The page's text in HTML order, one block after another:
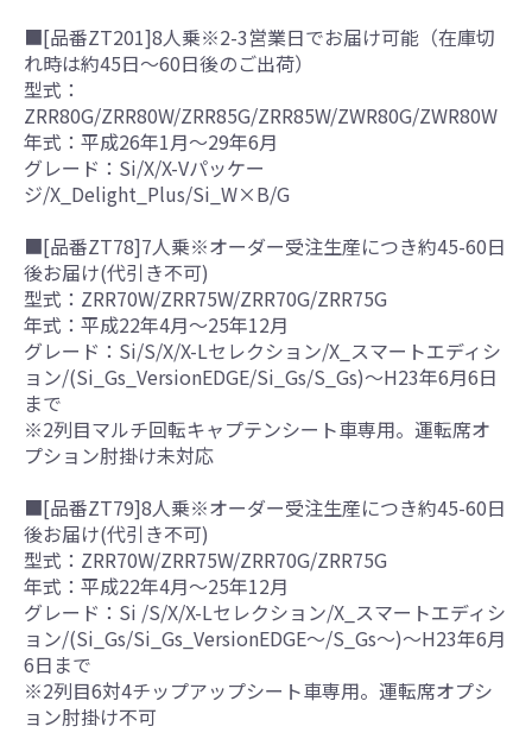
■[品番ZT201]8人乗※2-3営業日でお届け可能（在庫切
れ時は約45日～60日後のご出荷）
型式：
ZRR80G/ZRR80W/ZRR85G/ZRR85W/ZWR80G/ZWR80W
年式：平成26年1月～29年6月
グレード：Si/X/X-Vパッケー
ジ/X_Delight_Plus/Si_W×B/G
■[品番ZT78]7人乗※オーダー受注生産につき約45-60日
後お届け(代引き不可)
型式：ZRR70W/ZRR75W/ZRR70G/ZRR75G
年式：平成22年4月～25年12月
グレード：Si/S/X/X-Lセレクション/X_スマートエディシ
ョン/(Si_Gs_VersionEDGE/Si_Gs/S_Gs)～H23年6月6日
まで
※2列目マルチ回転キャプテンシート車専用。運転席オ
プション肘掛け未対応
■[品番ZT79]8人乗※オーダー受注生産につき約45-60日
後お届け(代引き不可)
型式：ZRR70W/ZRR75W/ZRR70G/ZRR75G
年式：平成22年4月～25年12月
グレード：Si /S/X/X-Lセレクション/X_スマートエディシ
ョン/(Si_Gs/Si_Gs_VersionEDGE～/S_Gs～)～H23年6月
6日まで
※2列目6対4チップアップシート車専用。運転席オプシ
ョン肘掛け不可